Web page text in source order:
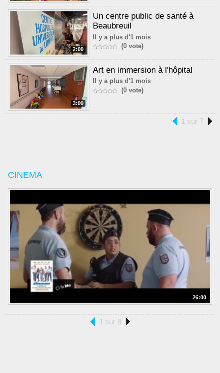
2:00
Un centre public de santé à
Beaubreuil
Il y a plus d'1 mois
(0 vote)
3:00
Art en immersion à l'hôpital
Il y a plus d'1 mois
(0 vote)
1 sur 7
CINEMA
26:00
1 sur 8